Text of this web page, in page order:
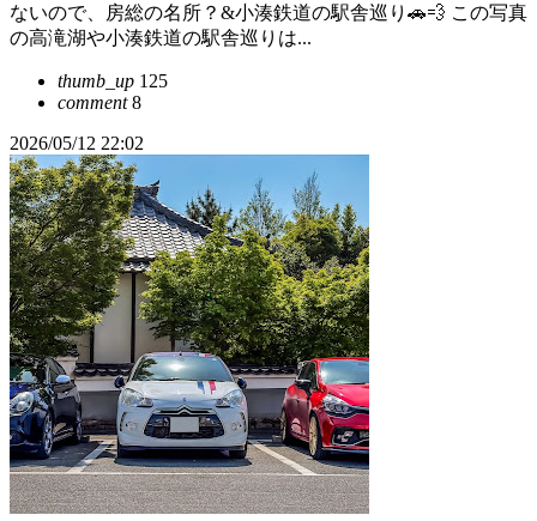
ないので、房総の名所？&小湊鉄道の駅舎巡り🚗💨 この写真
の高滝湖や小湊鉄道の駅舎巡りは...
thumb_up 125
comment8
2026/05/12 22:02